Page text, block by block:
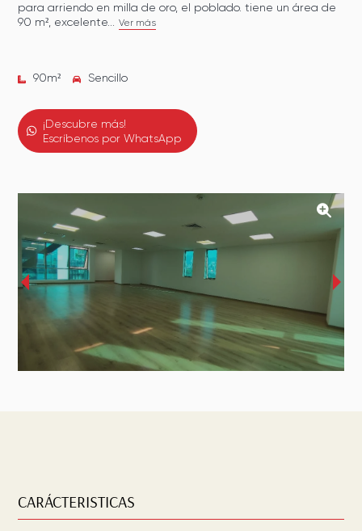
para arriendo en milla de oro, el poblado. tiene un área de
90 m², excelente...
Ver más
90m² Sencillo
¡Descubre más!
Escríbenos por WhatsApp
‹ ›
CARÁCTERISTICAS